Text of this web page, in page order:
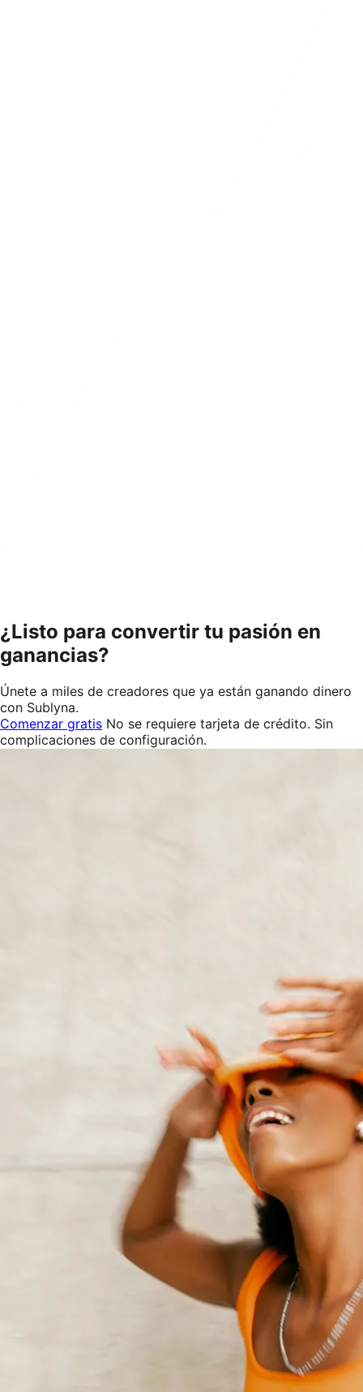
¿Listo para convertir tu pasión en
ganancias?
Únete a miles de creadores que ya están ganando dinero
con Sublyna.
Comenzar gratis No se requiere tarjeta de crédito. Sin
complicaciones de configuración.